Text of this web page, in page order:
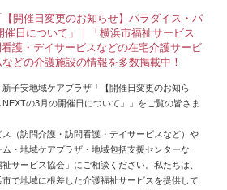
開催日変更のお知らせ】パラダイス・パ
催日について」｜「横浜市福祉サービス
護・デイサービスなどの在宅介護サービ
どの介護施設の情報を多数掲載中！
新子安地域ケアプラザ「【開催日変更のお知ら
の3月の開催日について」」をご覧の皆さま
（訪問介護・訪問看護・デイサービスなど）や
・地域ケアプラザ・地域包括支援センターな
サービス協会」にご相談ください。私たちは、
で地域に根差した介護福祉サービスを提供して